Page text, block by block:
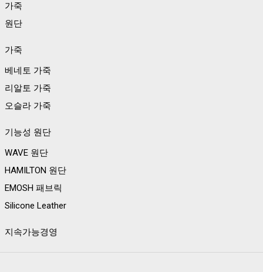
가죽
원단
가죽
베네토 가죽
리알토 가죽
오슬라 가죽
기능성 원단
WAVE 원단
HAMILTON 원단
EMOSH 패브릭
Silicone Leather
지속가능경영